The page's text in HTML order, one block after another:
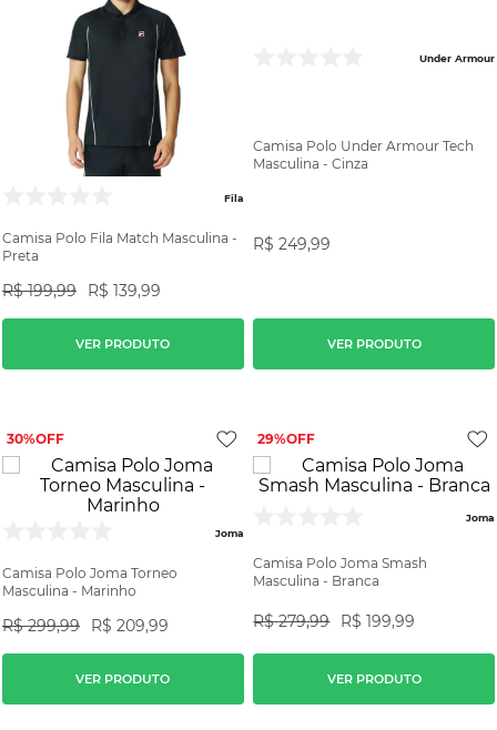
Fila
Camisa Polo Fila Match Masculina -
Preta
R$ 199,99 R$ 139,99
VER PRODUTO
Under Armour
Camisa Polo Under Armour Tech
Masculina - Cinza
R$ 249,99
VER PRODUTO
30%
Joma
Camisa Polo Joma Torneo
Masculina - Marinho
R$ 299,99 R$ 209,99
VER PRODUTO
29%
Joma
Camisa Polo Joma Smash
Masculina - Branca
R$ 279,99 R$ 199,99
VER PRODUTO